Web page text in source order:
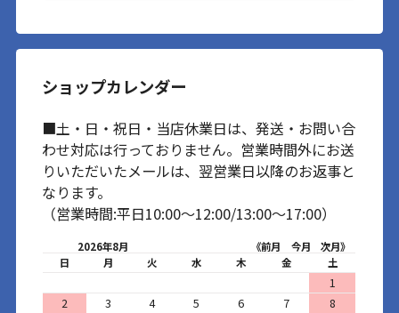
ショップカレンダー
■土・日・祝日・当店休業日は、発送・お問い合
わせ対応は行っておりません。営業時間外にお送
りいただいたメールは、翌営業日以降のお返事と
なります。
（営業時間:平日10:00～12:00/13:00～17:00）
2026年8月 《前月 今月
次月》
日
月 火 水 木 金 土
1
2
3 4 5 6 7 8